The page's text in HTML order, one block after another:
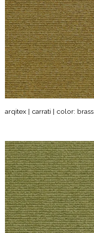
arqitex | carrati | color: brass